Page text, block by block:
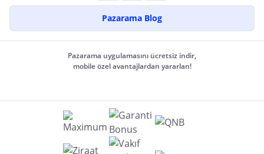
Pazarama Blog
Pazarama uygulamasını ücretsiz indir,
mobile özel avantajlardan yararlan!